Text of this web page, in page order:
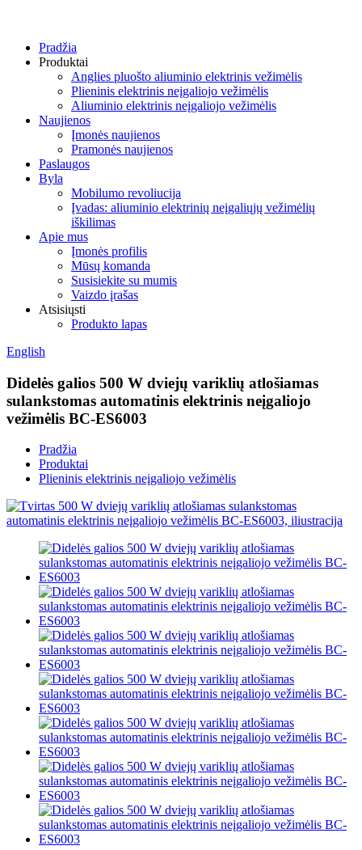
Pradžia
Produktai
Anglies pluošto aliuminio elektrinis vežimėlis
Plieninis elektrinis neįgaliojo vežimėlis
Aliuminio elektrinis neįgaliojo vežimėlis
Naujienos
Įmonės naujienos
Pramonės naujienos
Paslaugos
Byla
Mobilumo revoliucija
Įvadas: aliuminio elektrinių neįgaliųjų vežimėlių
iškilimas
Apie mus
Įmonės profilis
Mūsų komanda
Susisiekite su mumis
Vaizdo įrašas
Atsisiųsti
Produkto lapas
English
Didelės galios 500 W dviejų variklių atlošiamas
sulankstomas automatinis elektrinis neįgaliojo
vežimėlis BC-ES6003
Pradžia
Produktai
Plieninis elektrinis neįgaliojo vežimėlis